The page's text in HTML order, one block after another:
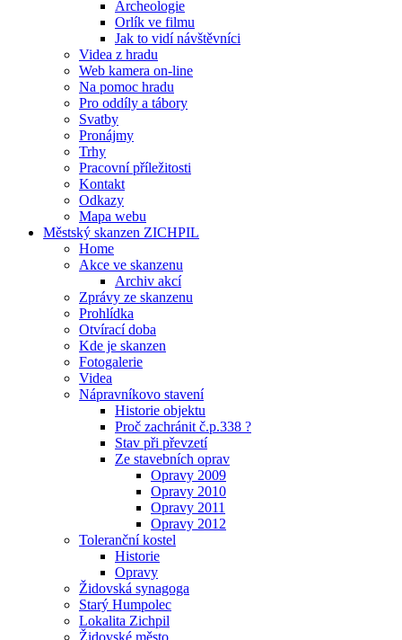
Archeologie
Orlík ve filmu
Jak to vidí návštěvníci
Videa z hradu
Web kamera on-line
Na pomoc hradu
Pro oddíly a tábory
Svatby
Pronájmy
Trhy
Pracovní příležitosti
Kontakt
Odkazy
Mapa webu
Městský skanzen ZICHPIL
Home
Akce ve skanzenu
Archiv akcí
Zprávy ze skanzenu
Prohlídka
Otvírací doba
Kde je skanzen
Fotogalerie
Videa
Nápravníkovo stavení
Historie objektu
Proč zachránit č.p.338 ?
Stav při převzetí
Ze stavebních oprav
Opravy 2009
Opravy 2010
Opravy 2011
Opravy 2012
Toleranční kostel
Historie
Opravy
Židovská synagoga
Starý Humpolec
Lokalita Zichpil
Židovské město